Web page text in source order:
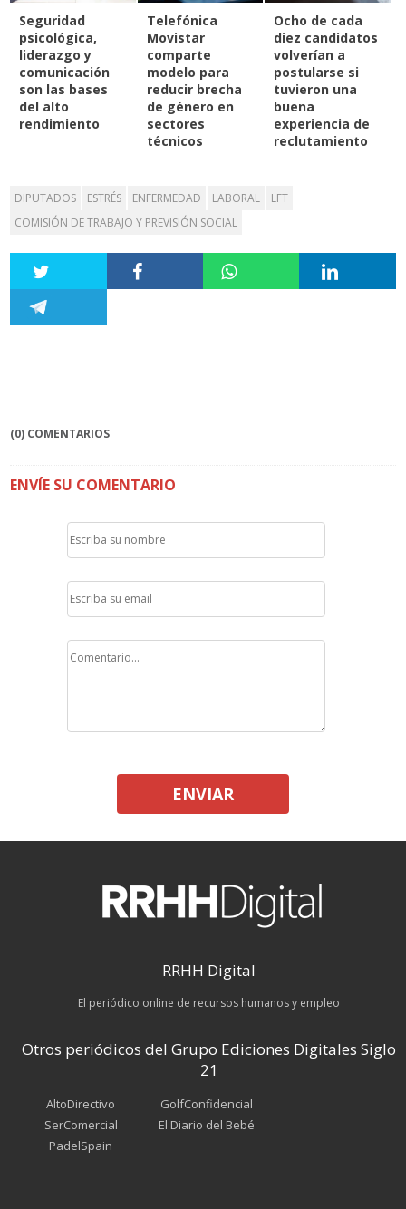
Seguridad
psicológica,
liderazgo y
comunicación
son las bases
del alto
rendimiento
Telefónica
Movistar
comparte
modelo para
reducir brecha
de género en
sectores
técnicos
Ocho de cada
diez candidatos
volverían a
postularse si
tuvieron una
buena
experiencia de
reclutamiento
DIPUTADOS ESTRÉS ENFERMEDAD LABORAL
LFT
COMISIÓN DE TRABAJO Y PREVISIÓN SOCIAL
(0) COMENTARIOS
ENVÍE SU COMENTARIO
ENVIAR
RRHH Digital
El periódico online de recursos humanos y empleo
Otros periódicos del Grupo Ediciones Digitales Siglo
21
AltoDirectivo
SerComercial
PadelSpain
GolfConfidencial
El Diario del Bebé